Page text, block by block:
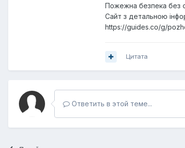
Пожежна безпека без
Сайт з детальною
https://guides.co/g/
Цитата
Ответить в этой теме...